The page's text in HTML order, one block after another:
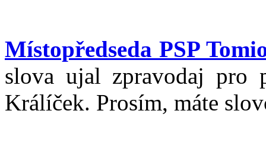
Místopředseda PSP
slova ujal zpravodaj pro
Králíček. Prosím, máte